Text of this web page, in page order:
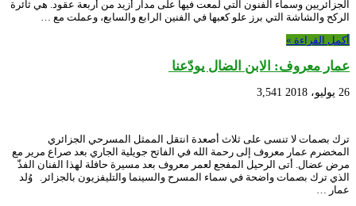
الجزائريين وسماء الفنون التي لمعت فيها على مدار أزيد من أربعة عقود. هي ثائرة
الركح والشاشة التي برز علو كعبها في الفنين الرابع والسابع، وعملت مع …
أكمل القراءة »
عمار معروف: الابن الضال يودّعنا
26 يوليو، 2018 3,541
ترك بصمات لا تنسى على ثلاث أصعدة انتقل الممثل المسرحي الجزائري
المخضرم عمار معروف إلى رحمة الله في الفاتح جويلية الجاري بعد صراع مرير مع
مرض عضال. أتى الرحيل المفجع لعمر معروف بعد مسيرة حافلة لهذا الفنان الفذّ
الذي ترك بصمات واضحة في سماء المسرح والسينما والتليفزيون بالجزائر. وُلد
عمار …